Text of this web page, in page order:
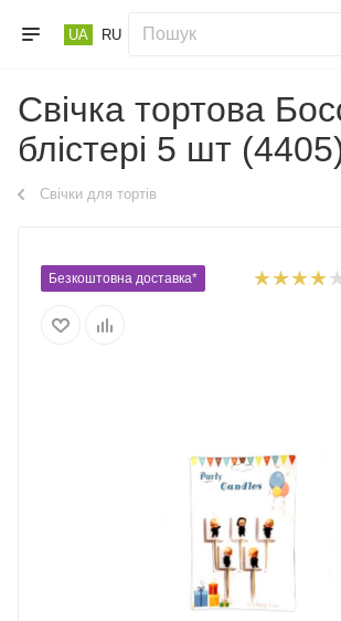
UA RU
Свічка тортова
блістері 5 шт
Свічки для тортів
Безкоштовна доставка*